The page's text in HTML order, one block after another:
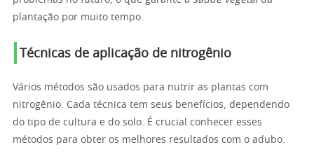
plantação por muito tempo.
Técnicas de aplicação de nitrogênio
Vários métodos são usados para nutrir as plantas com
nitrogênio. Cada técnica tem seus benefícios, dependendo
do tipo de cultura e do solo. É crucial conhecer esses
métodos para obter os melhores resultados com o adubo.